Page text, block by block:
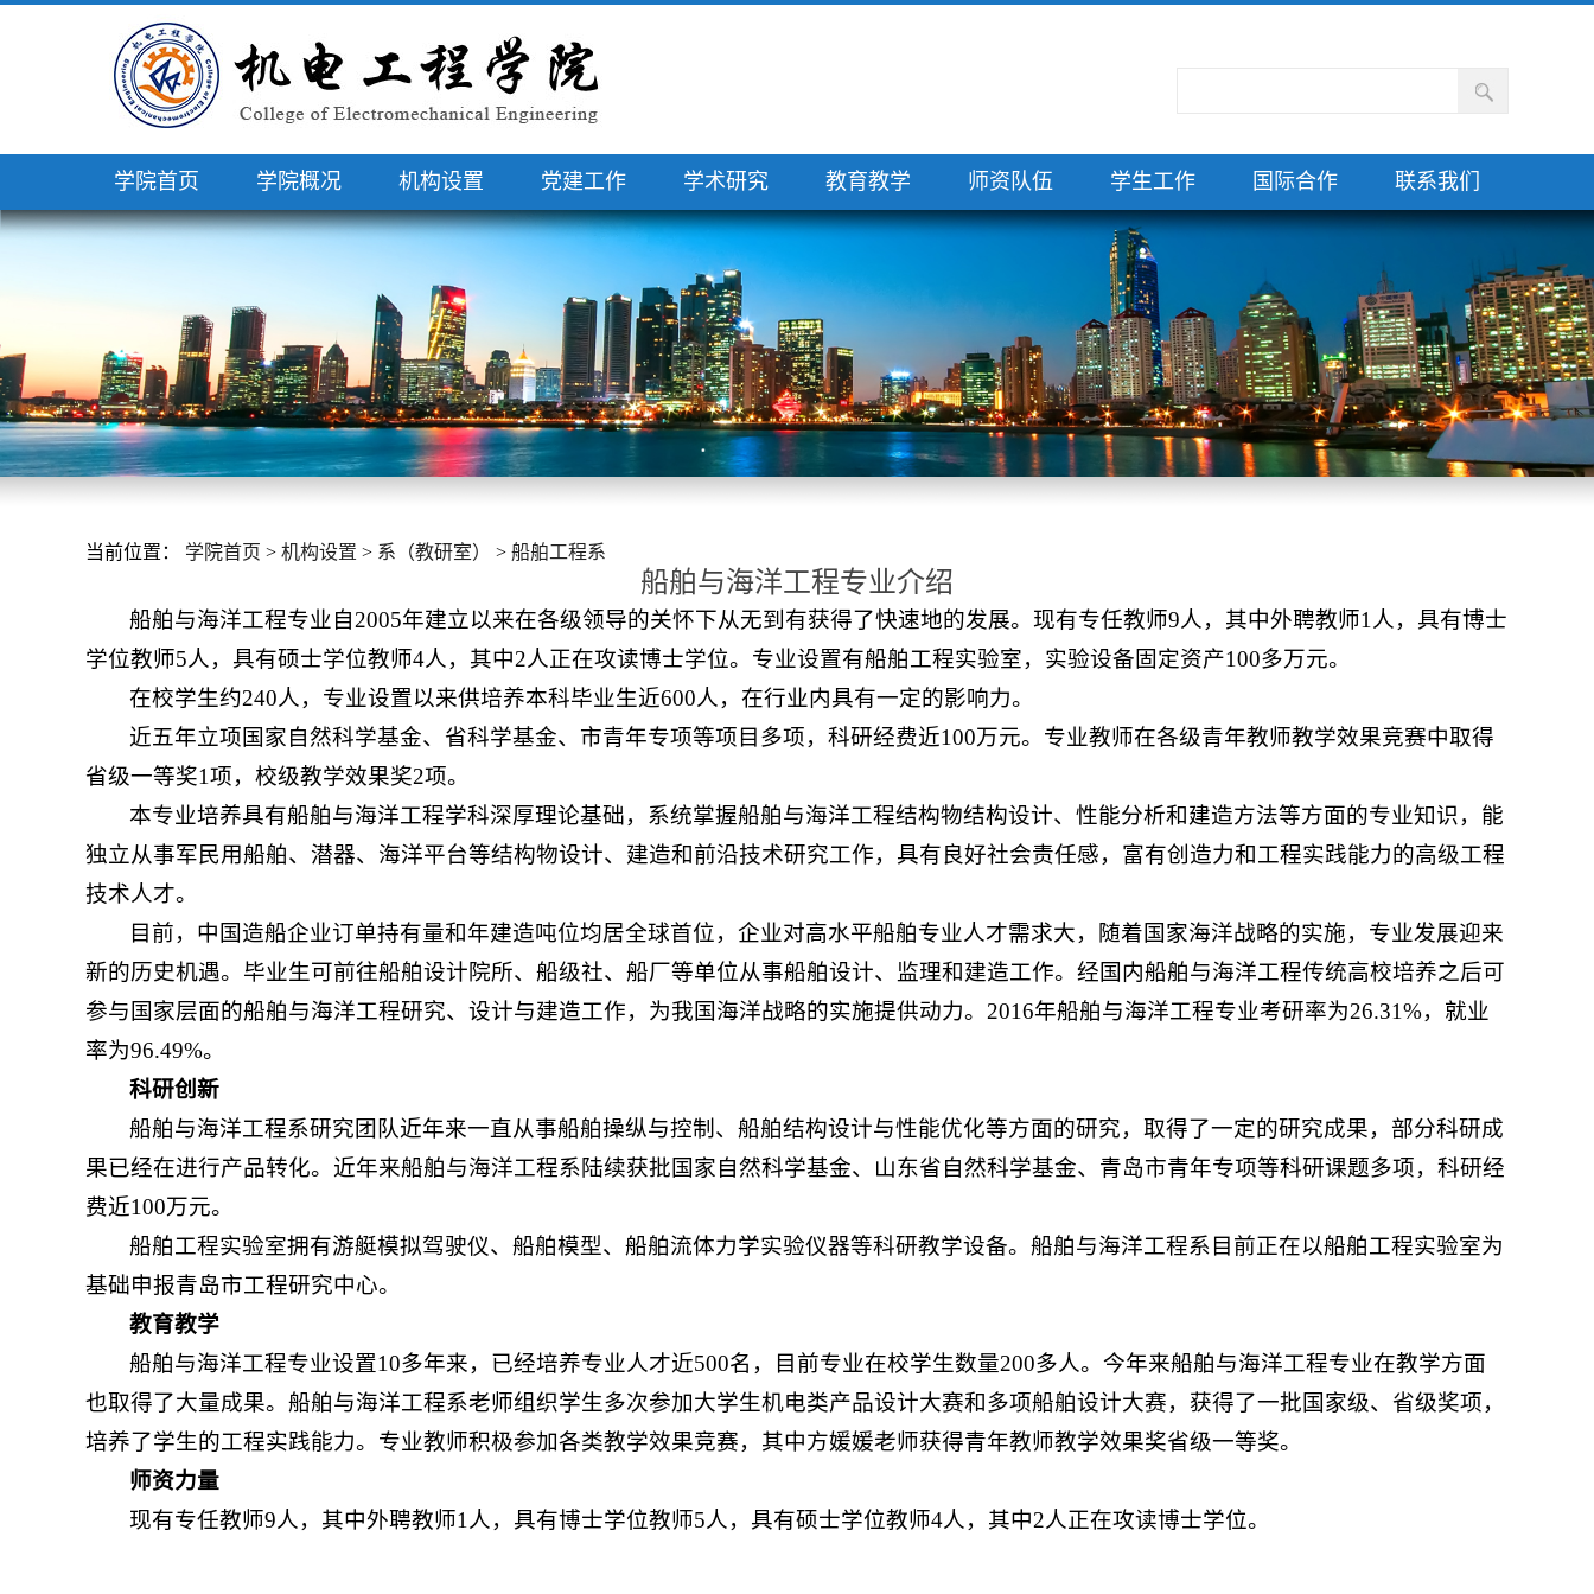
学院首页 学院概况 机构设置 党建工作 学术研究 教育教学 师资队伍 学生工作 国际合作 联系我们
当前位置： 学院首页 > 机构设置 > 系（教研室） > 船舶工程系
船舶与海洋工程专业介绍
船舶与海洋工程专业自2005年建立以来在各级领导的关怀下从无到有获得了快速地的发展。现有专任教师9人，其中外聘教师1人，具有博士
学位教师5人，具有硕士学位教师4人，其中2人正在攻读博士学位。专业设置有船舶工程实验室，实验设备固定资产100多万元。
在校学生约240人，专业设置以来供培养本科毕业生近600人，在行业内具有一定的影响力。
近五年立项国家自然科学基金、省科学基金、市青年专项等项目多项，科研经费近100万元。专业教师在各级青年教师教学效果竞赛中取得
省级一等奖1项，校级教学效果奖2项。
本专业培养具有船舶与海洋工程学科深厚理论基础，系统掌握船舶与海洋工程结构物结构设计、性能分析和建造方法等方面的专业知识，能
独立从事军民用船舶、潜器、海洋平台等结构物设计、建造和前沿技术研究工作，具有良好社会责任感，富有创造力和工程实践能力的高级工程
技术人才。
目前，中国造船企业订单持有量和年建造吨位均居全球首位，企业对高水平船舶专业人才需求大，随着国家海洋战略的实施，专业发展迎来
新的历史机遇。毕业生可前往船舶设计院所、船级社、船厂等单位从事船舶设计、监理和建造工作。经国内船舶与海洋工程传统高校培养之后可
参与国家层面的船舶与海洋工程研究、设计与建造工作，为我国海洋战略的实施提供动力。2016年船舶与海洋工程专业考研率为26.31%，就业
率为96.49%。
科研创新
船舶与海洋工程系研究团队近年来一直从事船舶操纵与控制、船舶结构设计与性能优化等方面的研究，取得了一定的研究成果，部分科研成
果已经在进行产品转化。近年来船舶与海洋工程系陆续获批国家自然科学基金、山东省自然科学基金、青岛市青年专项等科研课题多项，科研经
费近100万元。
船舶工程实验室拥有游艇模拟驾驶仪、船舶模型、船舶流体力学实验仪器等科研教学设备。船舶与海洋工程系目前正在以船舶工程实验室为
基础申报青岛市工程研究中心。
教育教学
船舶与海洋工程专业设置10多年来，已经培养专业人才近500名，目前专业在校学生数量200多人。今年来船舶与海洋工程专业在教学方面
也取得了大量成果。船舶与海洋工程系老师组织学生多次参加大学生机电类产品设计大赛和多项船舶设计大赛，获得了一批国家级、省级奖项，
培养了学生的工程实践能力。专业教师积极参加各类教学效果竞赛，其中方媛媛老师获得青年教师教学效果奖省级一等奖。
师资力量
现有专任教师9人，其中外聘教师1人，具有博士学位教师5人，具有硕士学位教师4人，其中2人正在攻读博士学位。